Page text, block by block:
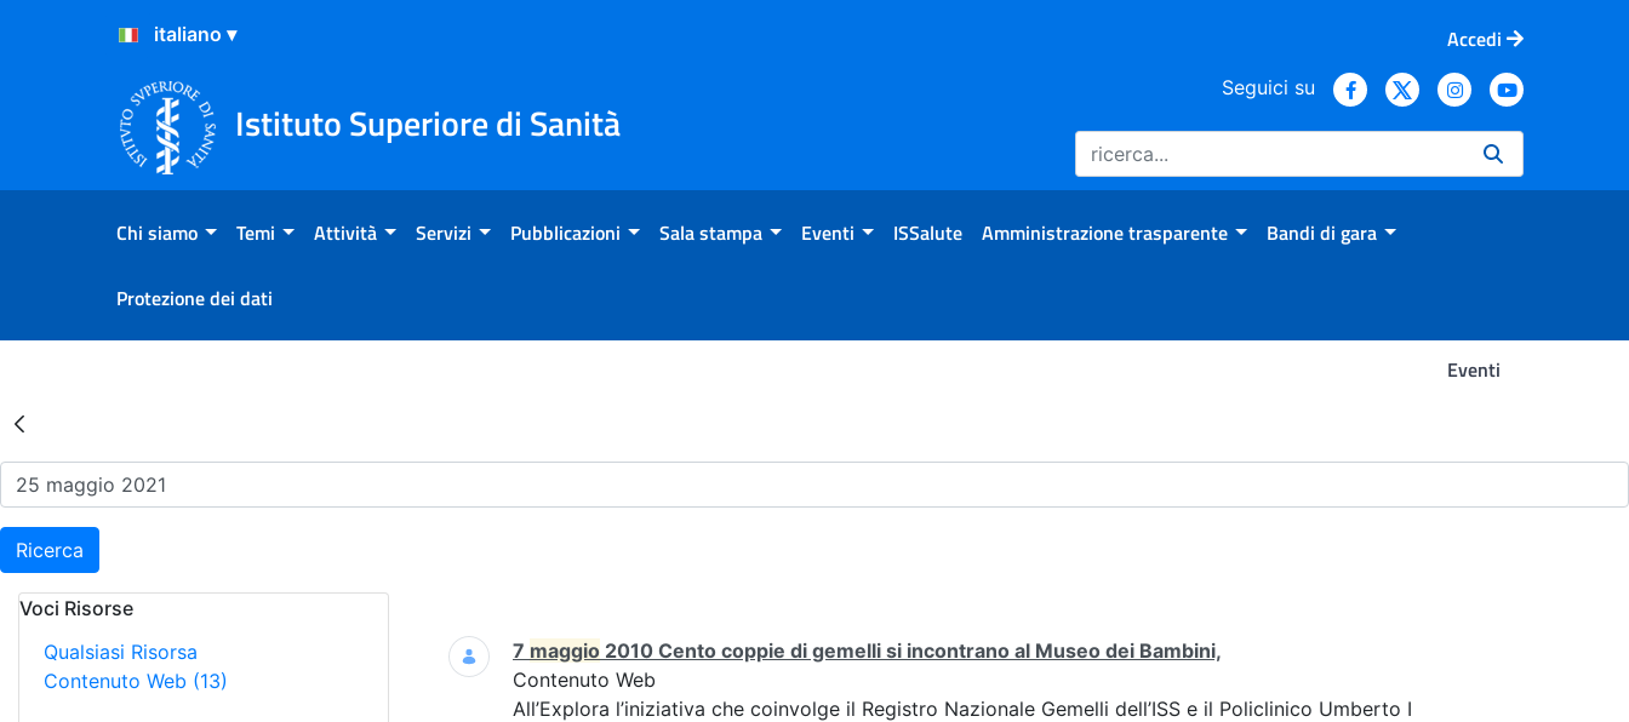
Salta al Contenuto
Salta al Footer
Accedi
Istituto Superiore di Sanità
Seguici su
Chi siamo Temi Attività Servizi Pubblicazioni Sala stampa Eventi ISSalute Amministrazione trasparente Bandi di gara
Protezione dei dati
Eventi
Risultati della Ricerca - Eventi
Ricerca
Voci Risorse
Qualsiasi Risorsa
Contenuto Web (13)
Ricerca
7 maggio 2010 Cento coppie di gemelli si incontrano al Museo dei Bambini,
Contenuto Web
All’Explora l’iniziativa che coinvolge il Registro Nazionale Gemelli dell’ISS e il Policlinico Umberto I